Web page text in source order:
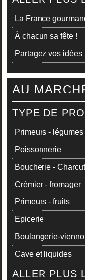
La France
À chacun sa fête !
Partagez vos idées
AU
TYPE DE
Primeurs - légumes
Poissonnerie
Boucherie -
Crémier - fromager
Primeurs - fruits
Epicerie
Boulangerie-
Cave et liquides
ALLER PLUS